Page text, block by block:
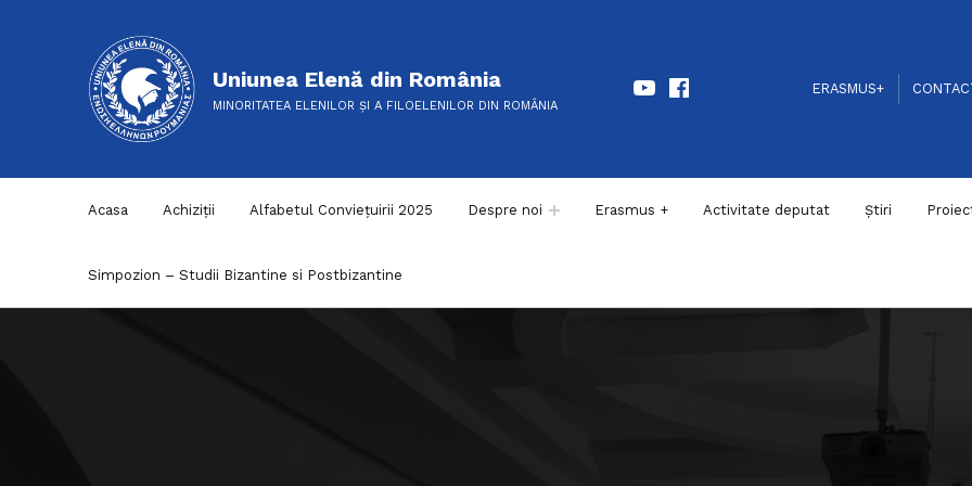
Uniunea Elenă din România
MINORITATEA ELENILOR ȘI A FILOELENILOR DIN ROMÂNIA
SOCIAL LINKS
YoutubeFacebook
ERASMUS+
Acasa Achiziții Alfabetul Conviețuirii 2025 Despre noi Erasmus + Activitate deputat Știri
Simpozion – Studii Bizantine si Postbizantine